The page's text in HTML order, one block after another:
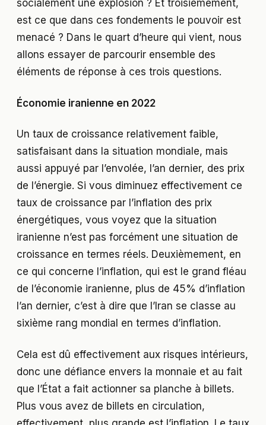
socialement une explosion ? Et troisièmement,
est ce que dans ces fondements le pouvoir est
menacé ? Dans le quart d’heure qui vient, nous
allons essayer de parcourir ensemble des
éléments de réponse à ces trois questions.
Économie iranienne en 2022
Un taux de croissance relativement faible,
satisfaisant dans la situation mondiale, mais
aussi appuyé par l’envolée, l’an dernier, des prix
de l’énergie. Si vous diminuez effectivement ce
taux de croissance par l’inflation des prix
énergétiques, vous voyez que la situation
iranienne n’est pas forcément une situation de
croissance en termes réels. Deuxièmement, en
ce qui concerne l’inflation, qui est le grand fléau
de l’économie iranienne, plus de 45% d’inflation
l’an dernier, c’est à dire que l’Iran se classe au
sixième rang mondial en termes d’inflation.
Cela est dû effectivement aux risques intérieurs,
donc une défiance envers la monnaie et au fait
que l’État a fait actionner sa planche à billets.
Plus vous avez de billets en circulation,